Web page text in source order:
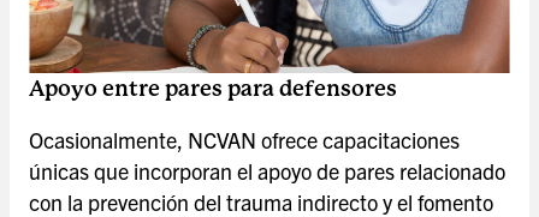
Apoyo entre pares para defensores
Ocasionalmente, NCVAN ofrece capacitaciones
únicas que incorporan el apoyo de pares relacionado
con la prevención del trauma indirecto y el fomento